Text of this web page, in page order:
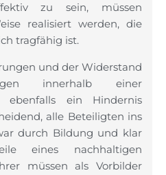
zu sein, müssen
realisiert werden, die
tragfähig ist.
und der Widerstand
innerhalb einer
ebenfalls ein Hindernis
alle Beteiligten ins
durch Bildung und klar
eines nachhaltigen
müssen als Vorbilder